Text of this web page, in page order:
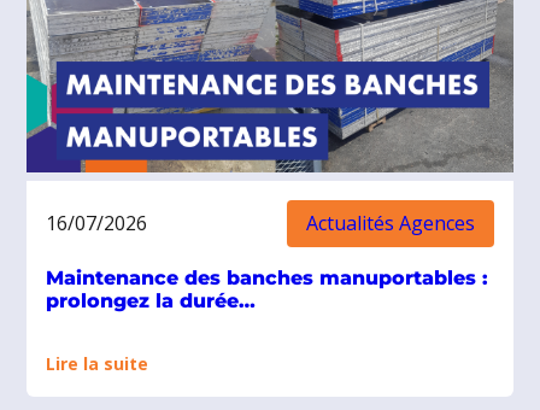
16/07/2026 Actualités Agences
Maintenance des banches manuportables :
prolongez la durée…
Lire la suite